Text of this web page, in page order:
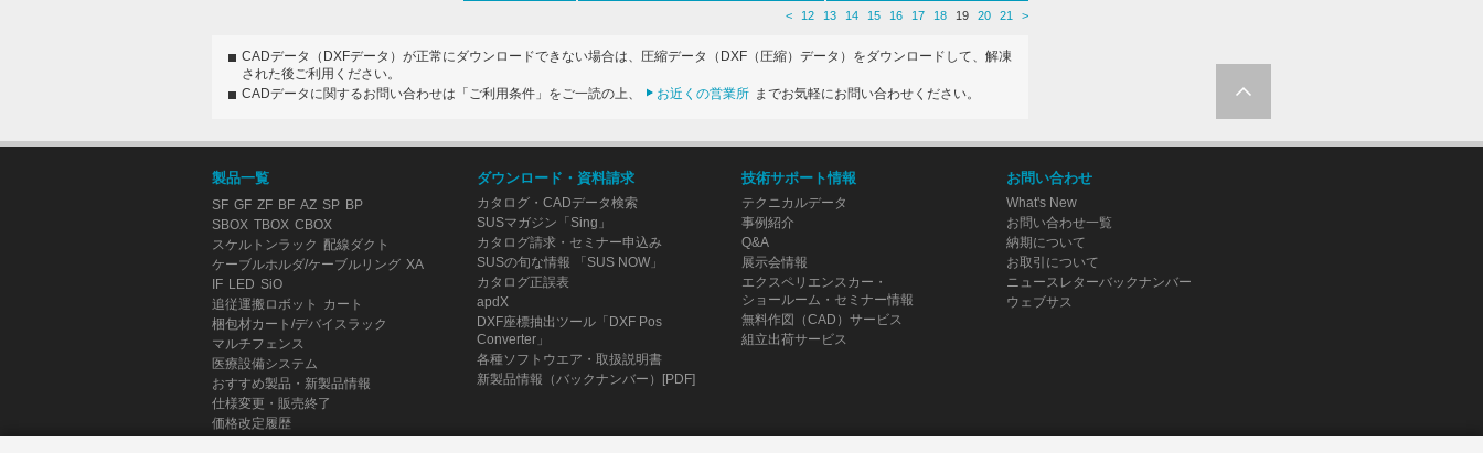
<
12 13 14 15 16 17 18 19 20 21 >
CADデータ（DXFデータ）が正常にダウンロードできない場合は、圧縮データ（DXF（圧縮）データ）をダウンロードして、解凍
された後ご利用ください。
CADデータに関するお問い合わせは「ご利用条件」をご一読の上、
お近くの営業所 までお気軽にお問い合わせください。
製品一覧
SF GF ZF BF AZ SP BP
SBOX TBOX CBOX
スケルトンラック 配線ダクト
ケーブルホルダ/ケーブルリング XA
IF LED SiO
追従運搬ロボット
カート
梱包材カート/デバイスラック
マルチフェンス
医療設備システム
おすすめ製品・新製品情報
仕様変更・販売終了
価格改定履歴
ダウンロード・資料請求
カタログ・CADデータ検索
SUSマガジン「Sing」
カタログ請求・セミナー申込み
SUSの旬な情報 「SUS NOW」
カタログ正誤表
apdX
DXF座標抽出ツール「DXF Pos
Converter」
各種ソフトウエア・取扱説明書
新製品情報（バックナンバー）[PDF]
技術サポート情報
テクニカルデータ
事例紹介
Q&A
展示会情報
エクスペリエンスカー・
ショールーム・セミナー情報
無料作図（CAD）サービス
組立出荷サービス
お問い合わせ
What's New
お問い合わせ一覧
納期について
お取引について
ニュースレターバックナンバー
ウェブサス